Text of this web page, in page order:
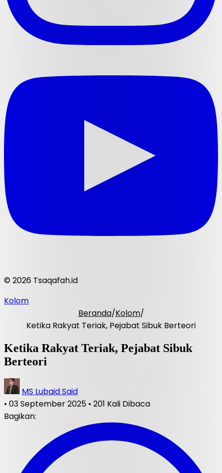
© 2026 Tsaqafah.id
Kolom
Beranda/Kolom/
Ketika Rakyat Teriak, Pejabat Sibuk Berteori
Ketika Rakyat Teriak, Pejabat Sibuk
Berteori
MS Lubaid Said
• 03 September 2025 • 201 Kali Dibaca
Bagikan: